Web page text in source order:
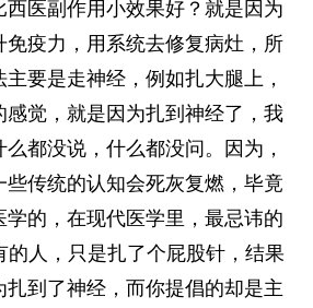
医副作用小效果好？就是因为
疫力，用系统去修复病灶，所
要是走神经，例如扎大腿上，
觉，就是因为扎到神经了，我
都没说，什么都没问。因为，
传统的认知会死灰复燃，毕竟
的，在现代医学里，最忌讳的
的人，只是扎了个屁股针，结果
到了神经，而你提倡的却是主